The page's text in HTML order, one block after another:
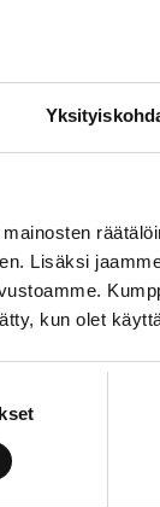
Lisäksi
kun olet
HYLO
piirissä
tuttavuuksiin
Järjestö
Muutamia
vierailuja ja
sekä